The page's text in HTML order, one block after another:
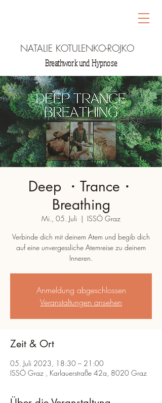
NATALIE KOTULENKO-ROJKO
Breathwork und Hypnose
Deep ・Trance・
Breathing
Mi., 05. Juli
  |
ISSÖ Graz
Verbinde dich mit deinem Atem und begib dich
auf eine unvergessliche Atemreise zu deinem
Inneren.
Anmeldung abgeschlossen
Veranstaltungen ansehen
Zeit & Ort
05. Juli 2023, 18:30 – 21:00
ISSÖ Graz , Karlauerstraße 42a, 8020 Graz